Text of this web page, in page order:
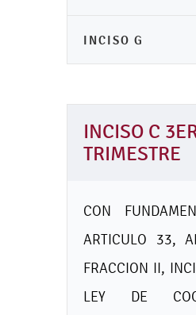
INCISO G
INCISO C
TRIMESTRE
CON
ARTICULO 33,
FRACCION II,
LEY DE